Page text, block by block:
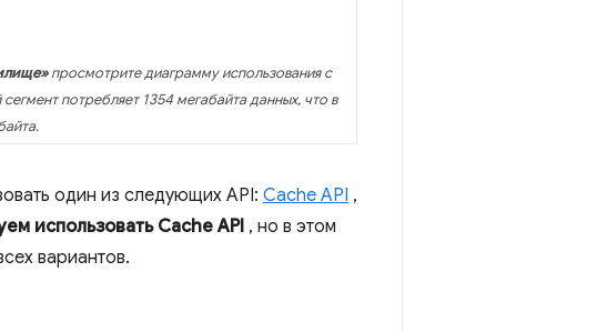
просмотрите диаграмму использования с
потребляет 1354 мегабайта данных, что в
один из следующих API: Cache API ,
использовать Cache API , но в этом
вариантов.